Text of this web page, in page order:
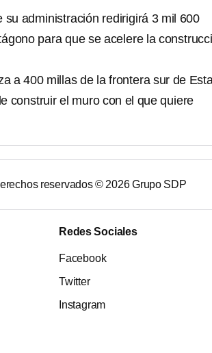
administración redirigirá 3 mil 600
para que se acelere la
a 400 millas de la frontera sur de
construir el muro con el que quiere
reservados © 2026Grupo SDP
Redes Sociales
Facebook
Twitter
Instagram